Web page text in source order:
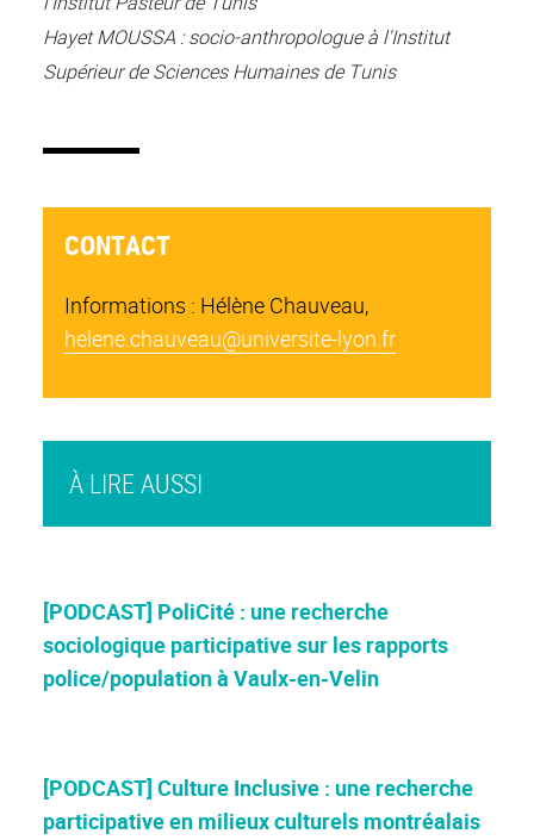
Hayet MOUSSA : socio-anthropologue à l'Institut
Supérieur de Sciences Humaines de Tunis
À LIRE AUSSI
[PODCAST] PoliCité : une recherche
sociologique participative sur les rapports
police/population à Vaulx-en-Velin
[PODCAST] Culture Inclusive : une recherche
participative en milieux culturels montréalais
CONTACT
Informations : Hélène Chauveau,
helene.chauveau@universite-lyon.fr